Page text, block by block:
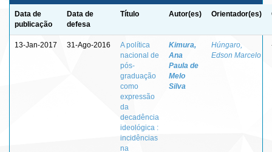
Data de
publicação
Data de
defesa
Título Autor(es) Orientador(es)
13-Jan-2017 31-Ago-2016
A política
nacional de
pós-
graduação
como
expressão
da
decadência
ideológica :
incidências
na
Kimura,
Ana
Paula de
Melo
Silva
Húngaro,
Edson Marcelo